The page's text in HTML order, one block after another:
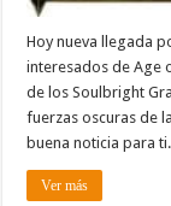
Hoy nueva llegada
interesados de Age
de los Soulbright
fuerzas oscuras de
buena noticia para
Ver más